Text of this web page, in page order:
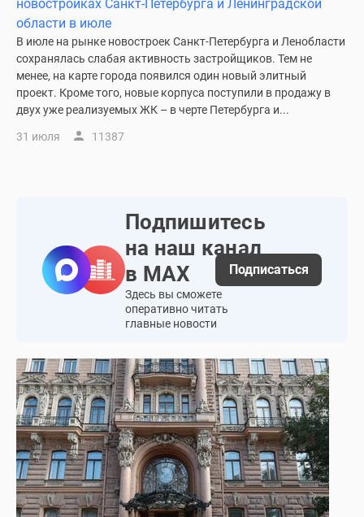
акции
Макс
Рассрочка
новостройках Санкт-Петербурга и Ленинградской
области в июле
В июле на рынке новостроек Санкт-Петербурга и Ленобласти
сохранялась слабая активность застройщиков. Тем не
менее, на карте города появился один новый элитный
проект. Кроме того, новые корпуса поступили в продажу в
двух уже реализуемых ЖК – в черте Петербурга и...
31 июля 11387
Подпишитесь
на наш канал
в MAX
Здесь вы сможете
оперативно читать
главные новости
Подпиcаться